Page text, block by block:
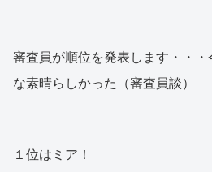
審査員が順位を発表します・・
な素晴らしかった（審査員談）
１位はミア！